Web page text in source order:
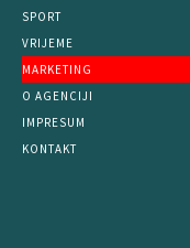
SPORT
VRIJEME
MARKETING
O AGENCIJI
IMPRESUM
KONTAKT